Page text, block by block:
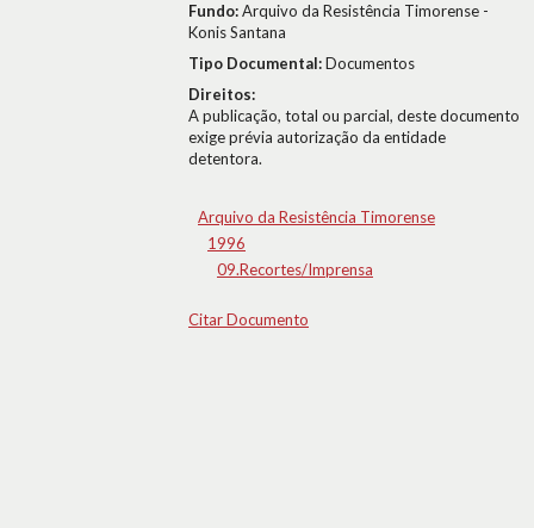
Fundo:Arquivo da Resistência Timorense -
Konis Santana
Tipo Documental:Documentos
Direitos:
A publicação, total ou parcial, deste documento
exige prévia autorização da entidade
detentora.
Arquivo da Resistência Timorense
1996
09.Recortes/Imprensa
Citar Documento